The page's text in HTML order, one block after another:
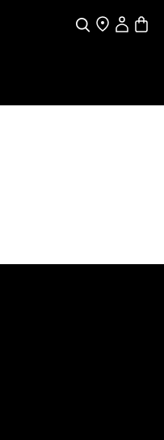
SucheHändler
Mein